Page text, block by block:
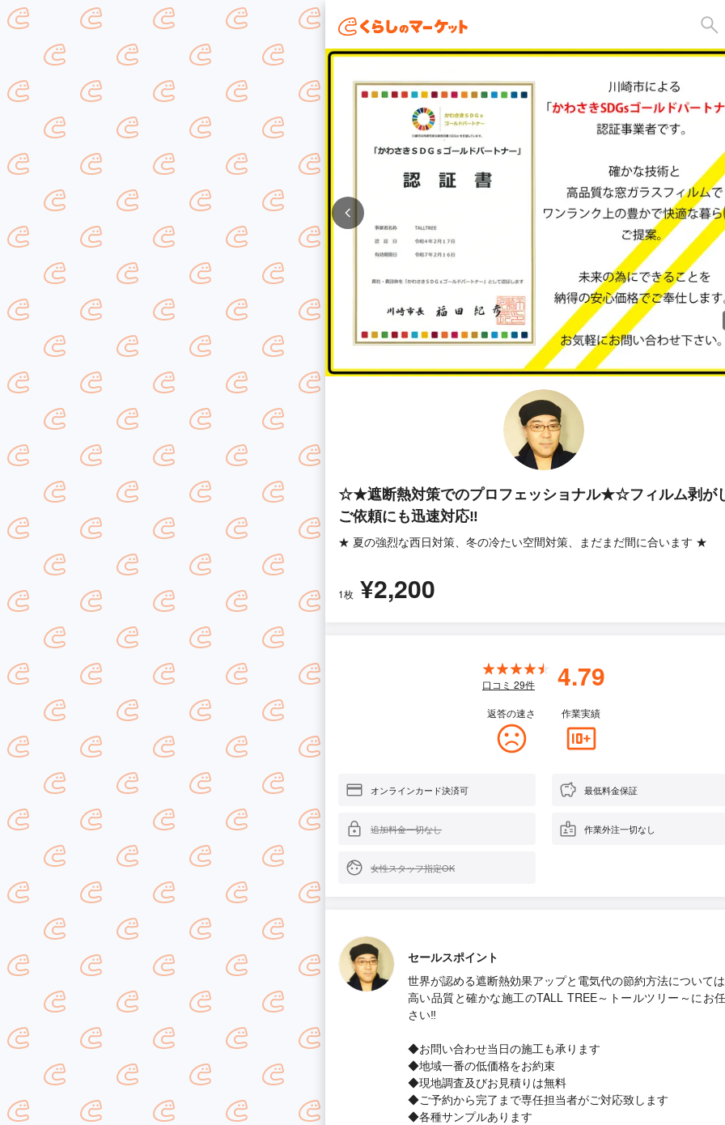
☆★遮断熱対策でのプロフェッショナル★☆フィルム剥が
ご依頼にも迅速対応‼
★ 夏の強烈な西日対策、冬の冷たい空間対策、まだまだ間に合います ★
1枚 ¥2,200
口コミ 29件 4.79
返答の速さ 作業実績
オンラインカード決済可 最低料金保証
追加料金一切なし 作業外注一切なし
女性スタッフ指定OK
セールスポイント
世界が認める遮断熱効果アップと電気代の節約方法については
高い品質と確かな施工のTALL TREE～トールツリー～にお
さい‼
◆お問い合わせ当日の施工も承ります
◆地域一番の低価格をお約束
◆現地調査及びお見積りは無料
◆ご予約から完了まで専任担当者がご対応致します
◆各種サンプルあります